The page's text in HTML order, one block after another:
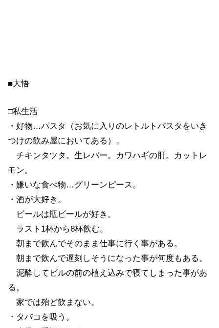
■大悟
□私生活
・好物…パスタ（お気に入りのレトルトパスタをいき
つけの飲み屋においてある）。
チキンタツタ。生レバー。カワハギの肝。カットレ
モン。
・嫌いな食べ物…グリーンピース。
・酒が大好き。
ビールは瓶ビールが好き。
ラスト1杯から8杯飲む。
朝まで飲んでそのまま仕事に行く事がある。
朝まで飲んで遅刻しそうになった事が何度もある。
泥酔してビルの前の植え込みで寝てしまった事があ
る。
家では殆ど飲まない。
・タバコを吸う。